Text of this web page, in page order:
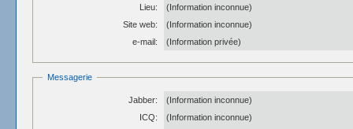
Lieu:
(Information inconnue)
Site web:
(Information inconnue)
e-mail:
(Information privée)
Messagerie
Jabber:
(Information inconnue)
ICQ:
(Information inconnue)